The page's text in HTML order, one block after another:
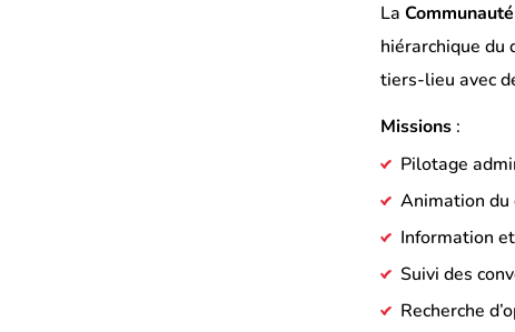
La
hiérarchique du
tiers-lieu avec
Missions :
Pilotage
Animation du
Information
Suivi des
Recherche